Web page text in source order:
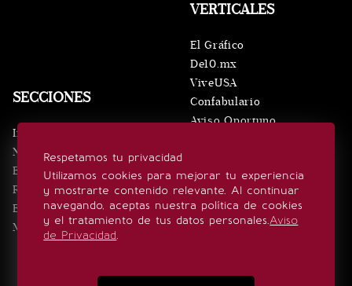
Respetamos tu privacidad
Utilizamos cookies para mejorar tu experiencia
y mostrarte contenido relevante. Al continuar
navegando, aceptas nuestra política de cookies
y el tratamiento de tus datos personales.Aviso
de Privacidad.
SECCIONES
Inicio
Noticias
Eventos
Realeza
Estilo de vida
Minuto x Minuto
VERTICALES
El Gráfico
De10.mx
ViveUSA
Confabulario
Aviso Oportuno
SÍGUENOS